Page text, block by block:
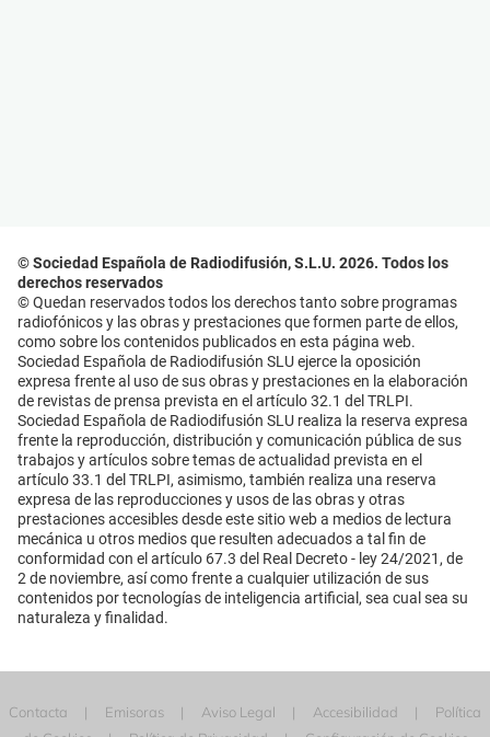
© Sociedad Española de Radiodifusión, S.L.U. 2026. Todos los
derechos reservados
© Quedan reservados todos los derechos tanto sobre programas
radiofónicos y las obras y prestaciones que formen parte de ellos,
como sobre los contenidos publicados en esta página web.
Sociedad Española de Radiodifusión SLU ejerce la oposición
expresa frente al uso de sus obras y prestaciones en la elaboración
de revistas de prensa prevista en el artículo 32.1 del TRLPI.
Sociedad Española de Radiodifusión SLU realiza la reserva expresa
frente la reproducción, distribución y comunicación pública de sus
trabajos y artículos sobre temas de actualidad prevista en el
artículo 33.1 del TRLPI, asimismo, también realiza una reserva
expresa de las reproducciones y usos de las obras y otras
prestaciones accesibles desde este sitio web a medios de lectura
mecánica u otros medios que resulten adecuados a tal fin de
conformidad con el artículo 67.3 del Real Decreto - ley 24/2021, de
2 de noviembre, así como frente a cualquier utilización de sus
contenidos por tecnologías de inteligencia artificial, sea cual sea su
naturaleza y finalidad.
Contacta Emisoras Aviso Legal Accesibilidad
Política